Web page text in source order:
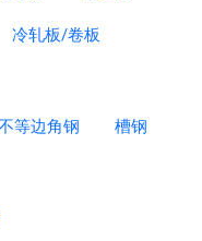
冷轧板/卷板
等边角钢 槽钢